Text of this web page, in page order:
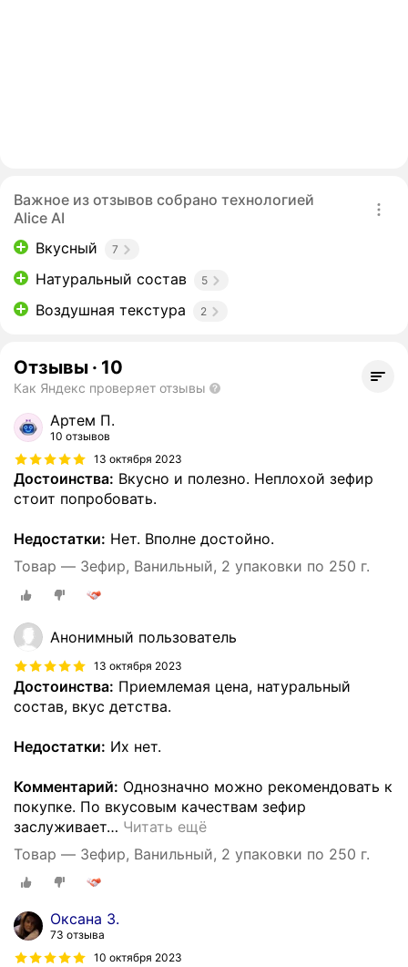
Важное из отзывов собрано технологией
Alice AI
Вкусный
7
Натуральный состав 5
Воздушная текстура 2
Отзывы · 10
Как Яндекс проверяет отзывы
Артем П.
10 отзывов
13 октября 2023
Достоинства: Вкусно и полезно. Неплохой зефир
стоит попробовать.
Недостатки: Нет. Вполне достойно.
Товар — Зефир, Ванильный, 2 упаковки по 250 г.
Анонимный пользователь
13 октября 2023
Достоинства: Приемлемая цена, натуральный
состав, вкус детства.
Недостатки: Их нет.
Комментарий: Однозначно можно рекомендовать к
покупке. По вкусовым качествам зефир
заслуживает… Читать ещё
Товар — Зефир, Ванильный, 2 упаковки по 250 г.
Оксана З.
73 отзыва
10 октября 2023